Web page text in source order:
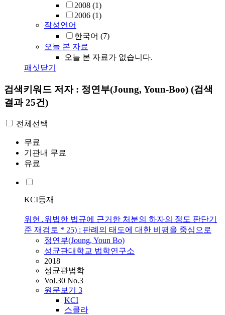
2008 (1)
2006 (1)
작성언어
한국어 (7)
오늘 본 자료
오늘 본 자료가 없습니다.
패싯닫기
검색키워드 저자 : 정연부(Joung, Youn-Boo) (검색
결과 25건)
전체선택
무료
기관내 무료
유료
KCI등재
위헌․위법한 법규에 근거한 처분의 하자의 정도 판단기
준 재검토 * 25) : 판례의 태도에 대한 비평을 중심으로
정연부(Joung, Youn Bo)
성균관대학교 법학연구소
2018
성균관법학
Vol.30 No.3
원문보기 3
KCI
스콜라